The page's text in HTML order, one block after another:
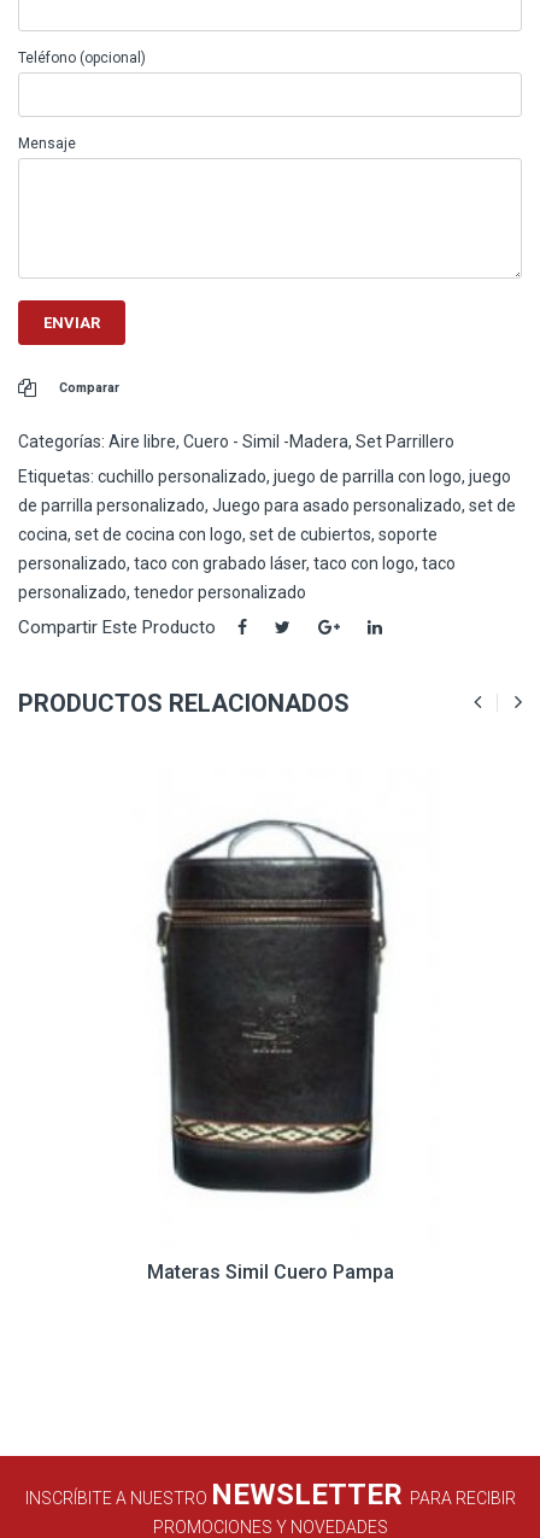
Teléfono (opcional)
Mensaje
Comparar
Categorías: Aire libre, Cuero - Simil -Madera, Set Parrillero
Etiquetas: cuchillo personalizado, juego de parrilla con logo, juego
de parrilla personalizado, Juego para asado personalizado, set de
cocina, set de cocina con logo, set de cubiertos, soporte
personalizado, taco con grabado láser, taco con logo, taco
personalizado, tenedor personalizado
Compartir Este Producto
PRODUCTOS RELACIONADOS
Materas Simil Cuero Pampa
INSCRÍBITE A NUESTRO NEWSLETTER PARA RECIBIR
PROMOCIONES Y NOVEDADES